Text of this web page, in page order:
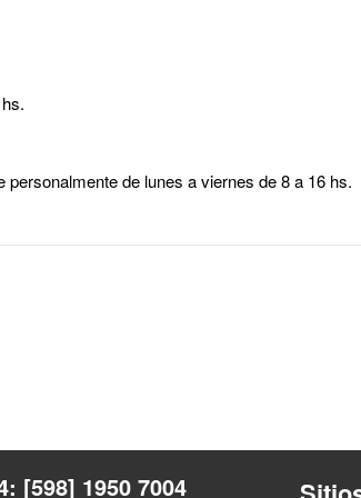
de lunes a viernes de 8 a 16 hs.
[598] 1950 7004